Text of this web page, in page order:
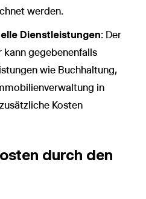
werden.
Dienstleistungen: Der
gegebenenfalls
wie Buchhaltung,
in
Kosten
durch den